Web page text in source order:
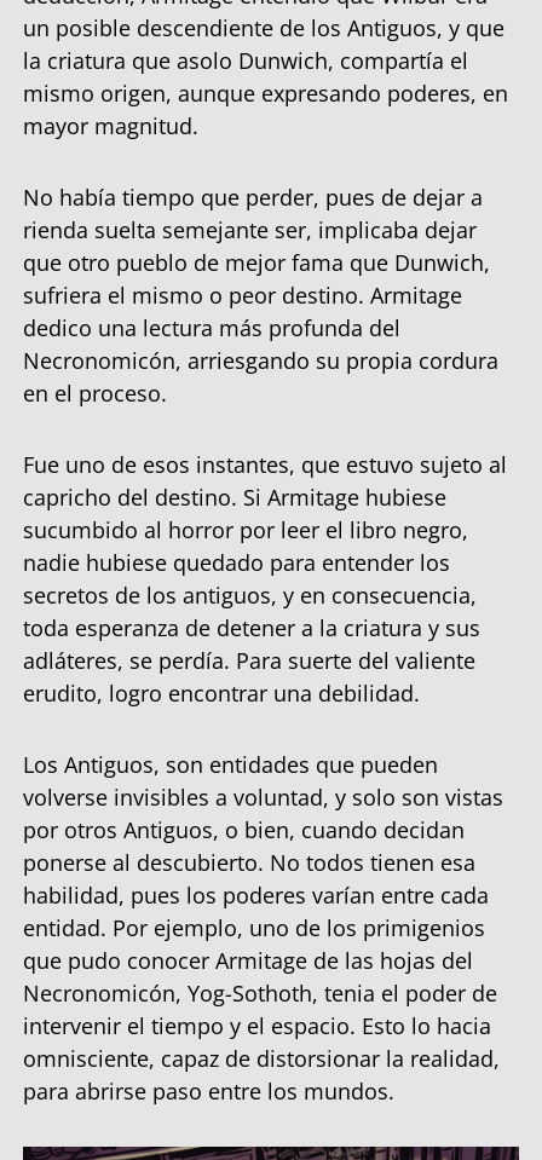
un posible descendiente de los Antiguos, y que
la criatura que asolo Dunwich, compartía el
mismo origen, aunque expresando poderes, en
mayor magnitud.
No había tiempo que perder, pues de dejar a
rienda suelta semejante ser, implicaba dejar
que otro pueblo de mejor fama que Dunwich,
sufriera el mismo o peor destino. Armitage
dedico una lectura más profunda del
Necronomicón, arriesgando su propia cordura
en el proceso.
Fue uno de esos instantes, que estuvo sujeto al
capricho del destino. Si Armitage hubiese
sucumbido al horror por leer el libro negro,
nadie hubiese quedado para entender los
secretos de los antiguos, y en consecuencia,
toda esperanza de detener a la criatura y sus
adláteres, se perdía. Para suerte del valiente
erudito, logro encontrar una debilidad.
Los Antiguos, son entidades que pueden
volverse invisibles a voluntad, y solo son vistas
por otros Antiguos, o bien, cuando decidan
ponerse al descubierto. No todos tienen esa
habilidad, pues los poderes varían entre cada
entidad. Por ejemplo, uno de los primigenios
que pudo conocer Armitage de las hojas del
Necronomicón, Yog-Sothoth, tenia el poder de
intervenir el tiempo y el espacio. Esto lo hacia
omnisciente, capaz de distorsionar la realidad,
para abrirse paso entre los mundos.